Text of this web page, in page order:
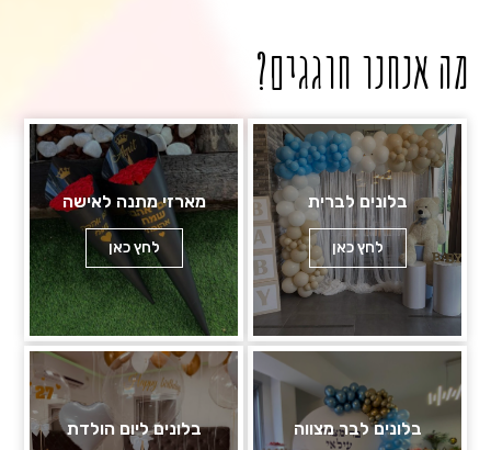
מה אנחנו חוגגים?
בלונים לברית
לחץ כאן
מארזי מתנה לאישה
לחץ כאן
בלונים לבר מצווה בלונים ליום הולדת